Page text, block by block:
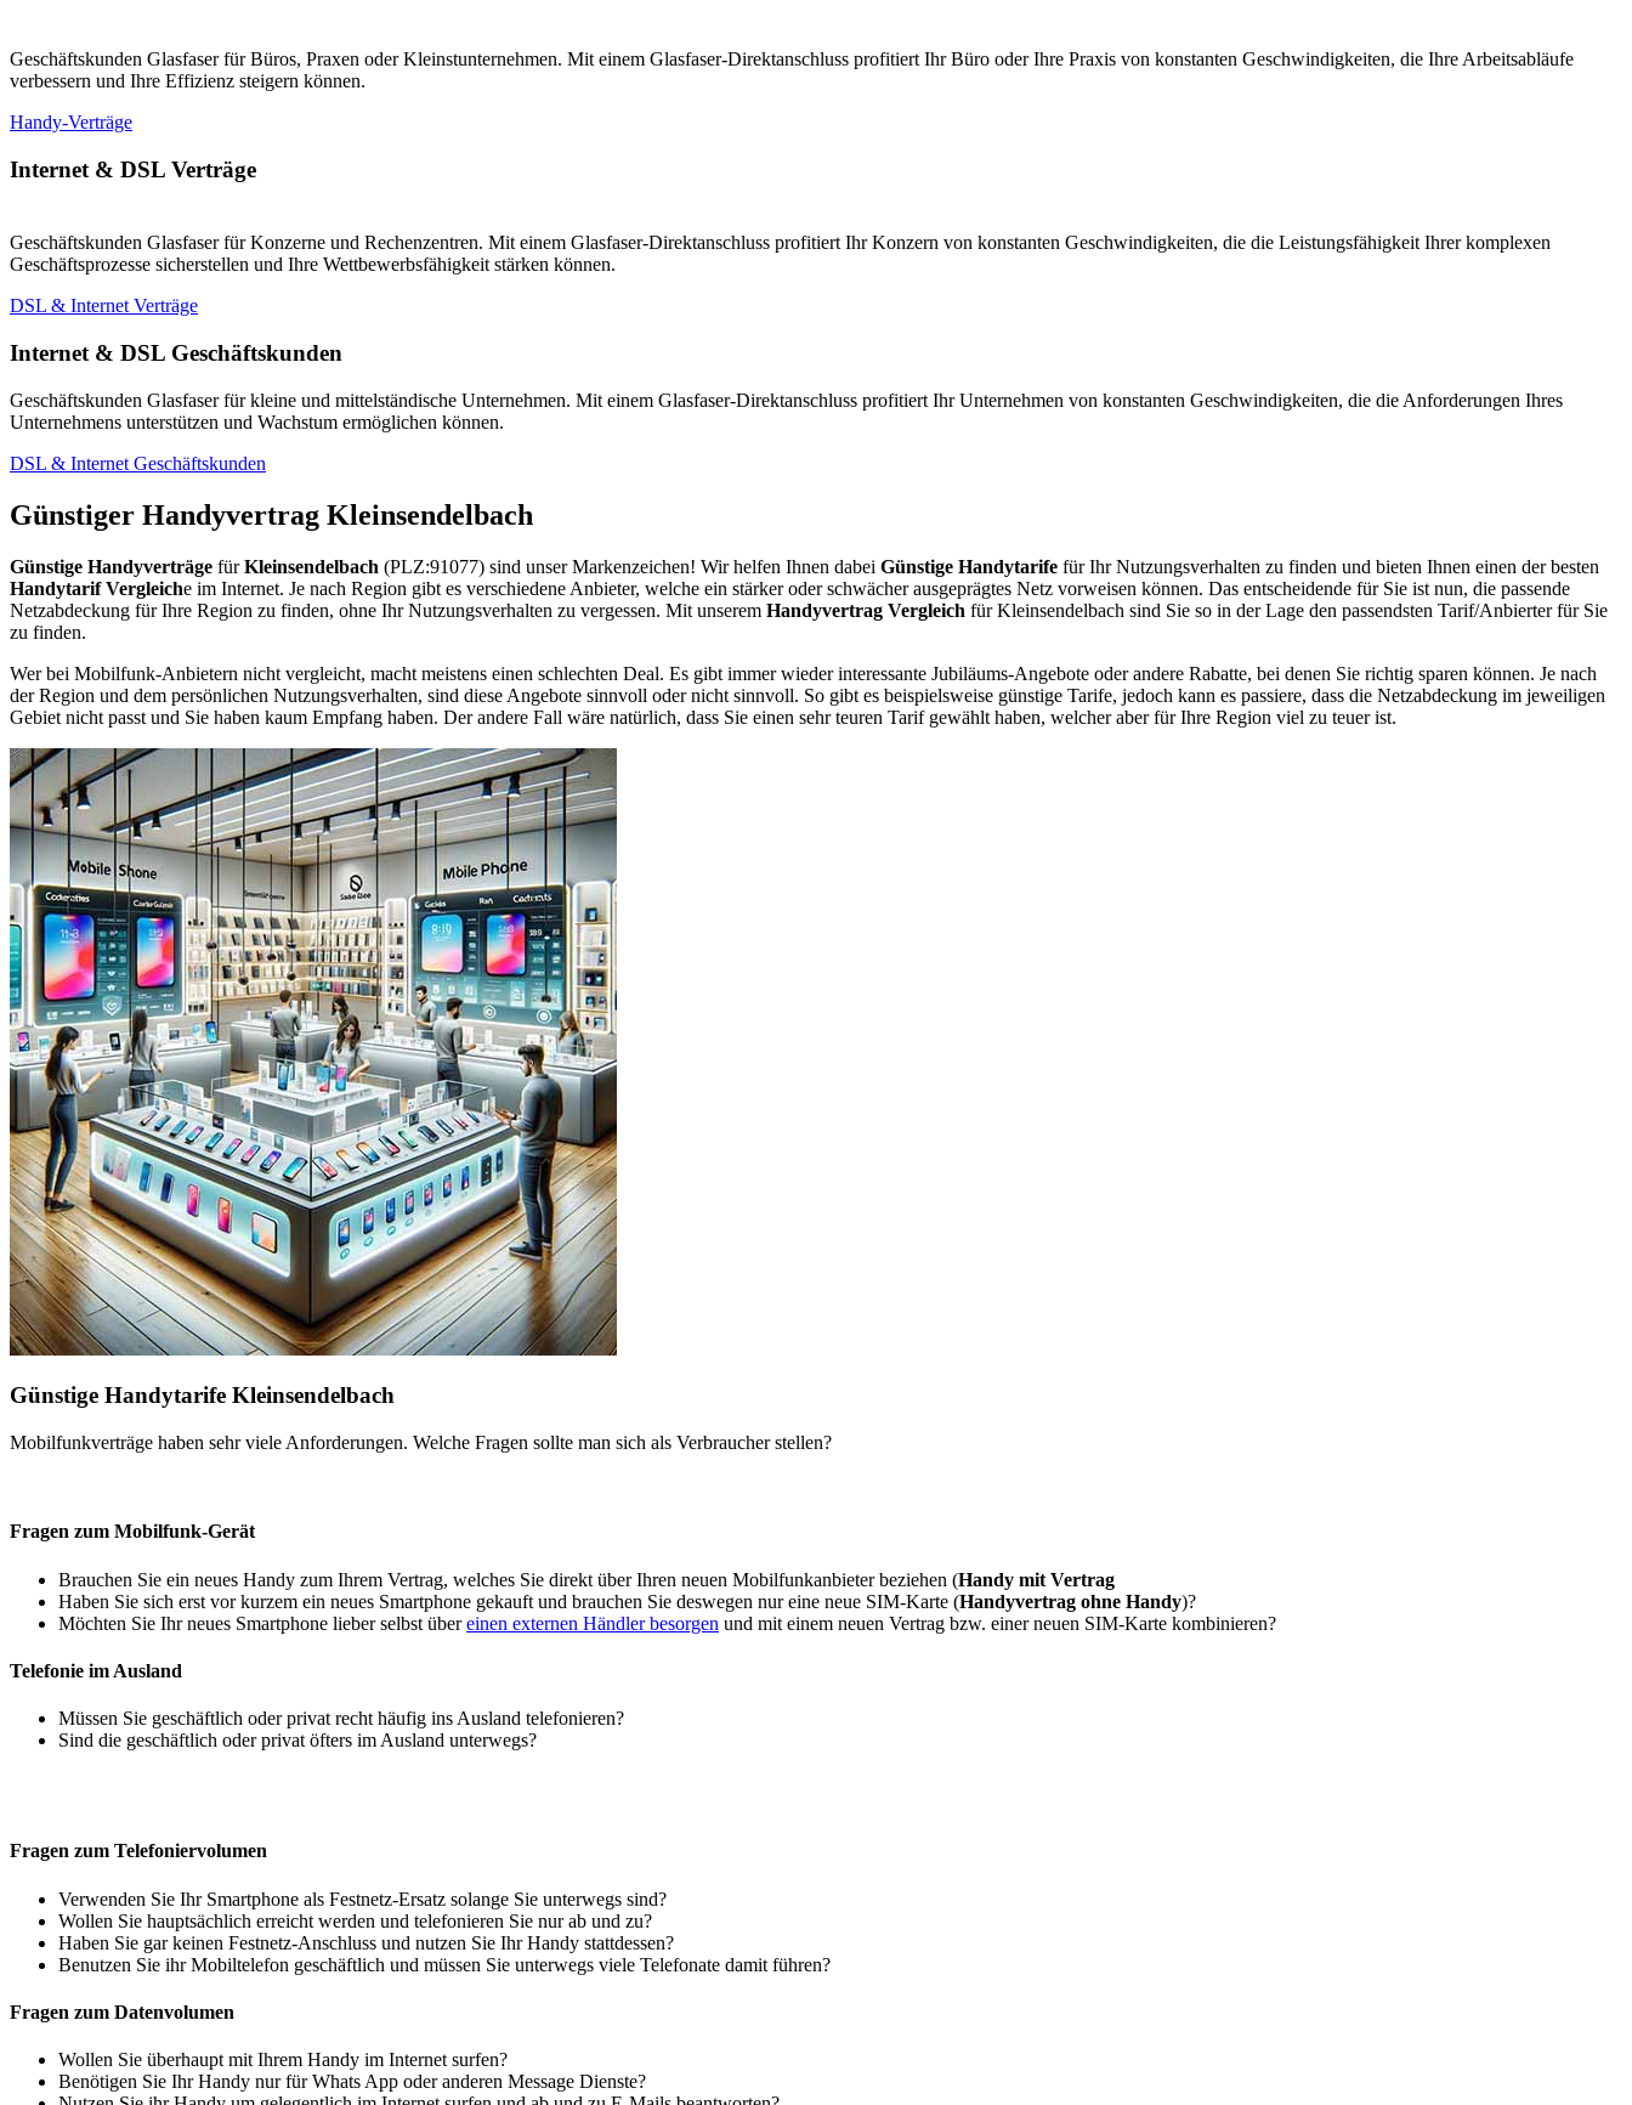
Geschäftskunden Glasfaser für Büros, Praxen oder Kleinstunternehmen. Mit einem Glasfaser-Direktanschluss profitiert Ihr Büro oder Ihre Praxis von konstanten Geschwindigkeiten, die Ihre Arbeitsabläufe
verbessern und Ihre Effizienz steigern können.
Handy-Verträge
Internet & DSL Verträge
Geschäftskunden Glasfaser für Konzerne und Rechenzentren. Mit einem Glasfaser-Direktanschluss profitiert Ihr Konzern von konstanten Geschwindigkeiten, die die Leistungsfähigkeit Ihrer komplexen
Geschäftsprozesse sicherstellen und Ihre Wettbewerbsfähigkeit stärken können.
DSL & Internet Verträge
Internet & DSL Geschäftskunden
Geschäftskunden Glasfaser für kleine und mittelständische Unternehmen. Mit einem Glasfaser-Direktanschluss profitiert Ihr Unternehmen von konstanten Geschwindigkeiten, die die Anforderungen Ihres
Unternehmens unterstützen und Wachstum ermöglichen können.
DSL & Internet Geschäftskunden
Günstiger Handyvertrag Kleinsendelbach
Günstige Handyverträge fürKleinsendelbach (PLZ:91077) sind unser Markenzeichen! Wir helfen Ihnen dabei Günstige Handytarife für Ihr Nutzungsverhalten zu finden und bieten Ihnen einen der besten
Handytarif Vergleiche im Internet. Je nach Region gibt es verschiedene Anbieter, welche ein stärker oder schwächer ausgeprägtes Netz vorweisen können. Das entscheidende für Sie ist nun, die passende
Netzabdeckung für Ihre Region zu finden, ohne Ihr Nutzungsverhalten zu vergessen. Mit unserem Handyvertrag Vergleich für Kleinsendelbach sind Sie so in der Lage den passendsten Tarif/Anbierter für Sie
zu finden.
Wer bei Mobilfunk-Anbietern nicht vergleicht, macht meistens einen schlechten Deal. Es gibt immer wieder interessante Jubiläums-Angebote oder andere Rabatte, bei denen Sie richtig sparen können. Je nach
der Region und dem persönlichen Nutzungsverhalten, sind diese Angebote sinnvoll oder nicht sinnvoll. So gibt es beispielsweise günstige Tarife, jedoch kann es passiere, dass die Netzabdeckung im jeweiligen
Gebiet nicht passt und Sie haben kaum Empfang haben. Der andere Fall wäre natürlich, dass Sie einen sehr teuren Tarif gewählt haben, welcher aber für Ihre Region viel zu teuer ist.
Günstige Handytarife Kleinsendelbach
Mobilfunkverträge haben sehr viele Anforderungen. Welche Fragen sollte man sich als Verbraucher stellen?
Fragen zum Mobilfunk-Gerät
Brauchen Sie ein neues Handy zum Ihrem Vertrag, welches Sie direkt über Ihren neuen Mobilfunkanbieter beziehen (Handy mit Vertrag
Haben Sie sich erst vor kurzem ein neues Smartphone gekauft und brauchen Sie deswegen nur eine neue SIM-Karte (Handyvertrag ohne Handy)?
Möchten Sie Ihr neues Smartphone lieber selbst übereinen externen Händler besorgen und mit einem neuen Vertrag bzw. einer neuen SIM-Karte kombinieren?
Telefonie im Ausland
Müssen Sie geschäftlich oder privat recht häufig ins Ausland telefonieren?
Sind die geschäftlich oder privat öfters im Ausland unterwegs?
Fragen zum Telefoniervolumen
Verwenden Sie Ihr Smartphone als Festnetz-Ersatz solange Sie unterwegs sind?
Wollen Sie hauptsächlich erreicht werden und telefonieren Sie nur ab und zu?
Haben Sie gar keinen Festnetz-Anschluss und nutzen Sie Ihr Handy stattdessen?
Benutzen Sie ihr Mobiltelefon geschäftlich und müssen Sie unterwegs viele Telefonate damit führen?
Fragen zum Datenvolumen
Wollen Sie überhaupt mit Ihrem Handy im Internet surfen?
Benötigen Sie Ihr Handy nur für Whats App oder anderen Message Dienste?